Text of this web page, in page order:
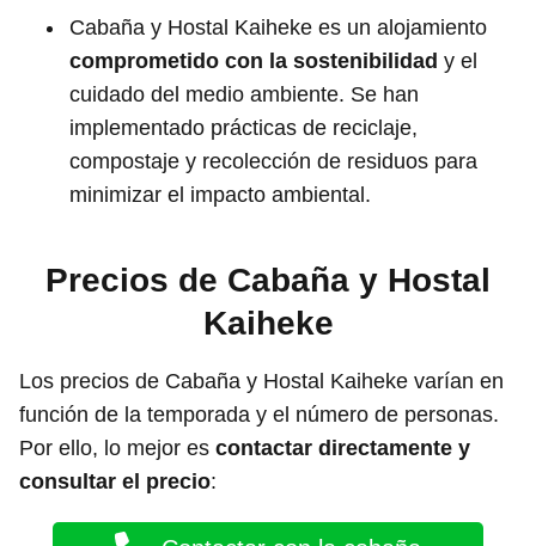
Cabaña y Hostal Kaiheke es un alojamiento
comprometido con la sostenibilidad y el
cuidado del medio ambiente. Se han
implementado prácticas de reciclaje,
compostaje y recolección de residuos para
minimizar el impacto ambiental.
Precios de Cabaña y Hostal
Kaiheke
Los precios de Cabaña y Hostal Kaiheke varían en
función de la temporada y el número de personas.
Por ello, lo mejor es contactar directamente y
consultar el precio: